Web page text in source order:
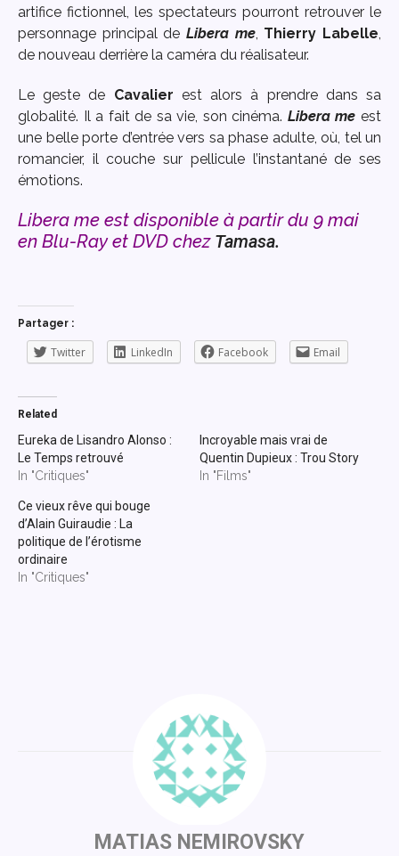
artifice fictionnel, les spectateurs pourront retrouver le
personnage principal de Libera me, Thierry Labelle
de nouveau derrière la caméra du réalisateur.
Le geste de Cavalier est alors à prendre dans sa
globalité. Il a fait de sa vie, son cinéma. Libera meest
une belle porte d’entrée vers sa phase adulte, où, tel un
romancier, il couche sur pellicule l’instantané de ses
émotions.
Libera me est disponible à partir du 9 mai
en Blu-Ray et DVD chez Tamasa.
Partager :
Twitter LinkedIn Facebook Email
Related
Eureka de Lisandro Alonso :
Le Temps retrouvé
In "Critiques"
Incroyable mais vrai de
Quentin Dupieux : Trou Story
In "Films"
Ce vieux rêve qui bouge
d’Alain Guiraudie : La
politique de l’érotisme
ordinaire
In "Critiques"
MATIAS NEMIROVSKY